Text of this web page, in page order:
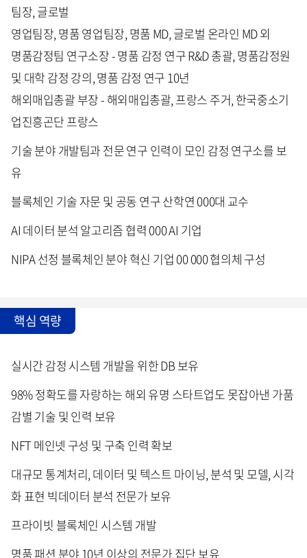
팀장, 글로벌
영업팀장, 명품 영업팀장, 명품 MD, 글로벌 온라인 MD 외
명품감정팀 연구소장 - 명품 감정 연구 R&D 총괄, 명품감정원
및 대학 감정 강의, 명품 감정 연구 10년
해외매입총괄 부장 - 해외매입총괄, 프랑스 주거, 한국중소기
업진흥곤단 프랑스
기술 분야 개발팀과 전문 연구 인력이 모인 감정 연구소를 보
유
블록체인 기술 자문 및 공동 연구 산학연 000대 교수
AI 데이터 분석 알고리즘 협력 000 AI 기업
NIPA 선정 블록체인 분야 혁신 기업 00 000 협의체 구성
핵심 역량
실시간 감정 시스템 개발을 위한 DB 보유
98% 정확도를 자랑하는 해외 유명 스타트업도 못잡아낸 가품
감별 기술 및 인력 보유
NFT 메인넷 구성 및 구축 인력 확보
대규모 통계처리, 데이터 및 텍스트 마이닝, 분석 및 모델, 시각
화 표현 빅데이터 분석 전문가 보유
프라이빗 블록체인 시스템 개발
명품 패션 분야 10년 이상의 전문가 집단 보유